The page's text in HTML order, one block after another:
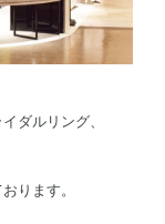
イダルリング、
ります。